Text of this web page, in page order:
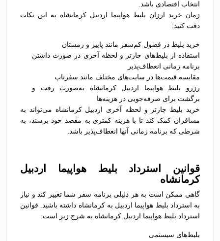
انتخاب اقتصادی باشد.
زمان خرید ارزان بلیط هواپیما اردبیل کرمانشاه به این نکات
دقت کنید:
خرید بلیط در فصول کم‌سفر مانند پاییز و زمستان
استفاده از بلیط‌های چارتر و لحظه آخری در صورت داشتن
برنامه زمانی انعطاف‌پذیر
مقایسه قیمت‌ها در سایت‌های مختلف مانند سفرتاپ
رزرو بلیط هواپیما اردبیل کرمانشاه به‌صورت رفت و
برگشت برای صرفه‌جویی در هزینه‌ها
خرید بلیط چارتر و لحظه آخری اردبیل کرمانشاه می‌تواند به
مسافران کمک کند تا با هزینه کمتری به مقصد خود برسند، به
شرطی که برنامه زمانی آنها انعطاف‌پذیر باشد.
قوانین استرداد بلیط هواپیما اردبیل
کرمانشاه
گاهی ممکن است به هر دلیلی برنامه سفر شما تغییر کند و نیاز
به استرداد بلیط هواپیما اردبیل به کرمانشاه داشته باشید. قوانین
استرداد بلیط هواپیما اردبیل کرمانشاه به شرح زیر است:
بلیط‌های سیستمی